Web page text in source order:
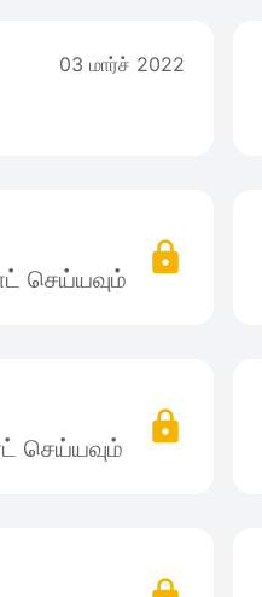
03 மார்ச் 2022
செய்யவும்
செய்யவும்